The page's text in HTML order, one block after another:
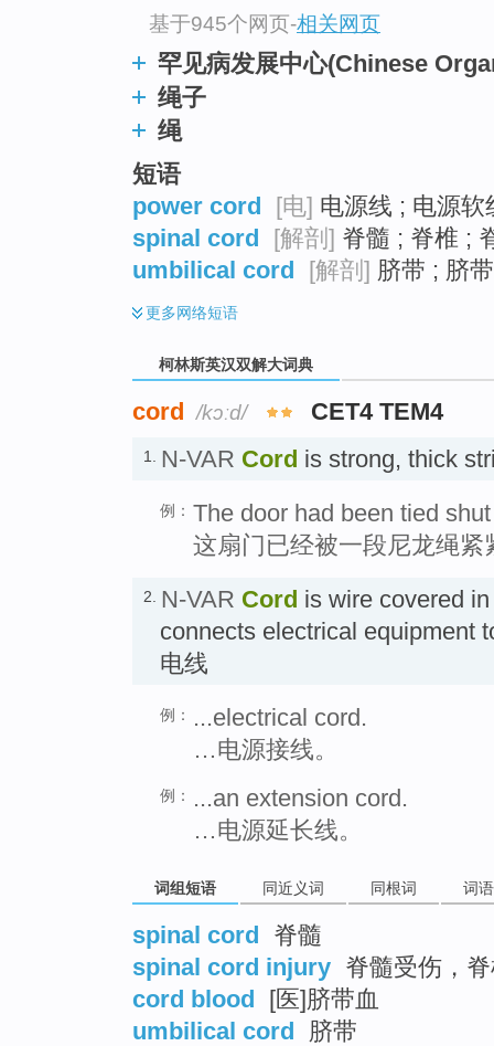
基于945个网页-相关网页
罕见病发展中心(Chinese
绳子
绳
短语
power cord [电] 电源线 ; 电源
spinal cord [解剖] 脊髓 ; 脊椎 ;
umbilical cord [解剖] 脐带 ; 脐
更多网络短语
柯林斯英汉双解大词典
cord /kɔːd/ CET4 TEM4
1. N-VAR Cord is strong, thick
例： The door had been tied
这扇门已经被一段尼龙绳紧
2. N-VAR Cord is wire covered
connects electrical equipment
电线
例：
...electrical cord.
…电源接线。
例：
...an extension cord.
…电源延长线。
词组短语 同近义词 同根词 词
spinal cord 脊髓
spinal cord injury 脊髓受伤，
cord blood [医]脐带血
umbilical cord
脐带